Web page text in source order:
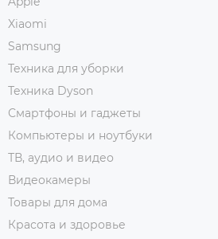
Xiaomi
Samsung
Техника для уборки
Техника Dyson
Смартфоны и гаджеты
Компьютеры и ноутбуки
ТВ, аудио и видео
Видеокамеры
Товары для дома
Красота и здоровье